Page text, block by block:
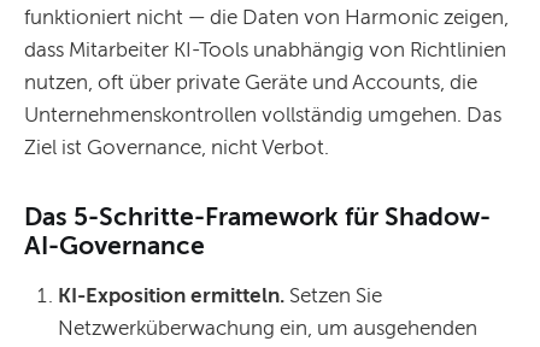
funktioniert nicht — die Daten von Harmonic zeigen,
dass Mitarbeiter KI-Tools unabhängig von Richtlinien
nutzen, oft über private Geräte und Accounts, die
Unternehmenskontrollen vollständig umgehen. Das
Ziel ist Governance, nicht Verbot.
Das 5-Schritte-Framework für Shadow-
AI-Governance
KI-Exposition ermitteln. Setzen Sie
Netzwerküberwachung ein, um ausgehenden